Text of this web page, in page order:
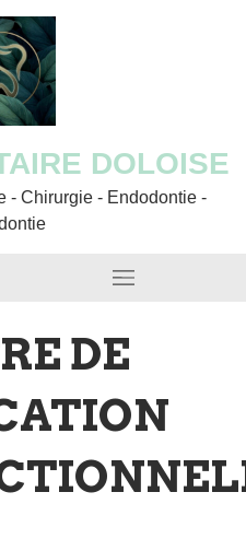
DOLOISE
- Chirurgie - Endodontie -
DE